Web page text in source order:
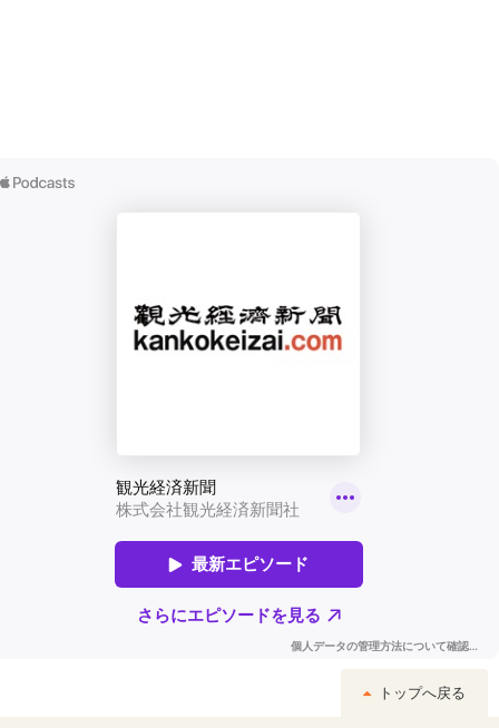
トップへ戻る